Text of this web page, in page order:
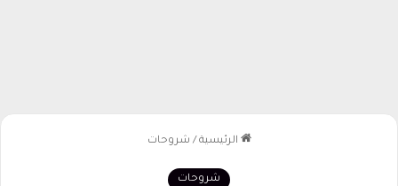
الرئيسية / شروحات
شروحات